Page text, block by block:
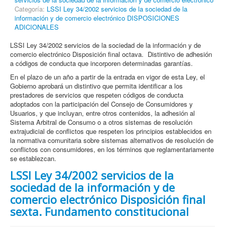
Categoría: LSSI Ley 34/2002 servicios de la sociedad de la
información y de comercio electrónico DISPOSICIONES
ADICIONALES
LSSI Ley 34/2002 servicios de la sociedad de la información y de
comercio electrónico Disposición final octava. Distintivo de adhesión
a códigos de conducta que incorporen determinadas garantías.
En el plazo de un año a partir de la entrada en vigor de esta Ley, el
Gobierno aprobará un distintivo que permita identificar a los
prestadores de servicios que respeten códigos de conducta
adoptados con la participación del Consejo de Consumidores y
Usuarios, y que incluyan, entre otros contenidos, la adhesión al
Sistema Arbitral de Consumo o a otros sistemas de resolución
extrajudicial de conflictos que respeten los principios establecidos en
la normativa comunitaria sobre sistemas alternativos de resolución de
conflictos con consumidores, en los términos que reglamentariamente
se establezcan.
LSSI Ley 34/2002 servicios de la
sociedad de la información y de
comercio electrónico Disposición final
sexta. Fundamento constitucional